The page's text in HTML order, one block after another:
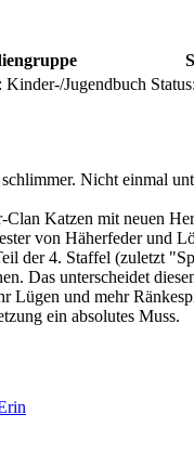
Kinder-/Jugendbuch Status:
Nicht einmal
Katzen mit neuen
von Häherfeder und
der 4. Staffel (zuletzt
Das unterscheidet
Lügen und mehr
ein absolutes Muss.